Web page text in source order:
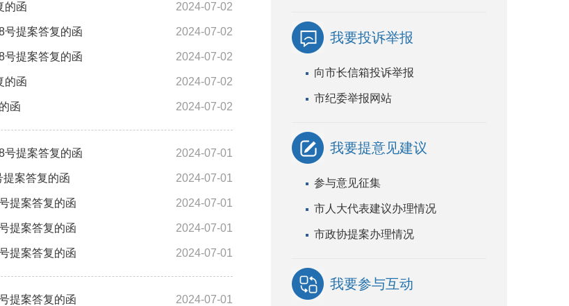
2024-07-02
的函
2024-07-02
号提案答复的函
2024-07-02
号提案答复的函
2024-07-02
的函
2024-07-02
函
2024-07-01
号提案答复的函
2024-07-01
案答复的函
2024-07-01
提案答复的函
2024-07-01
提案答复的函
2024-07-01
提案答复的函
2024-07-01
提案答复的函
我要投诉举报
向市长信箱投诉举报
市纪委举报网站
我要提意见建议
参与意见征集
市人大代表建议办理情况
市政协提案办理情况
我要参与互动